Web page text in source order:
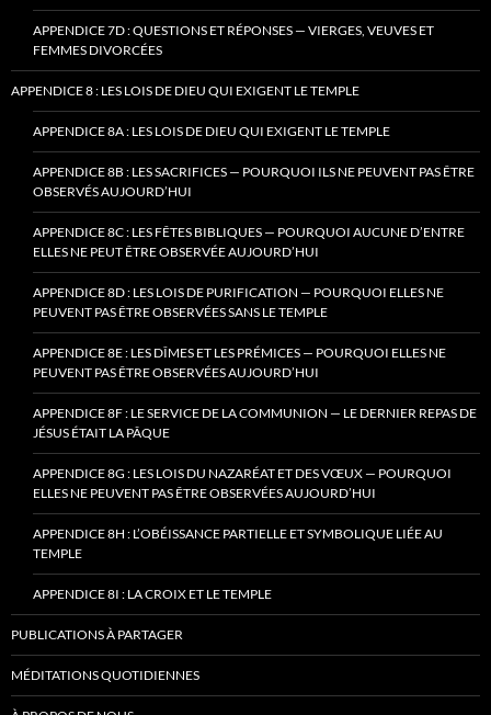
APPENDICE 7D : QUESTIONS ET RÉPONSES — VIERGES, VEUVES ET
FEMMES DIVORCÉES
APPENDICE 8 : LES LOIS DE DIEU QUI EXIGENT LE TEMPLE
APPENDICE 8A : LES LOIS DE DIEU QUI EXIGENT LE TEMPLE
APPENDICE 8B : LES SACRIFICES — POURQUOI ILS NE PEUVENT PAS ÊTRE
OBSERVÉS AUJOURD’HUI
APPENDICE 8C : LES FÊTES BIBLIQUES — POURQUOI AUCUNE D’ENTRE
ELLES NE PEUT ÊTRE OBSERVÉE AUJOURD’HUI
APPENDICE 8D : LES LOIS DE PURIFICATION — POURQUOI ELLES NE
PEUVENT PAS ÊTRE OBSERVÉES SANS LE TEMPLE
APPENDICE 8E : LES DÎMES ET LES PRÉMICES — POURQUOI ELLES NE
PEUVENT PAS ÊTRE OBSERVÉES AUJOURD’HUI
APPENDICE 8F : LE SERVICE DE LA COMMUNION — LE DERNIER REPAS DE
JÉSUS ÉTAIT LA PÂQUE
APPENDICE 8G : LES LOIS DU NAZARÉAT ET DES VŒUX — POURQUOI
ELLES NE PEUVENT PAS ÊTRE OBSERVÉES AUJOURD’HUI
APPENDICE 8H : L’OBÉISSANCE PARTIELLE ET SYMBOLIQUE LIÉE AU
TEMPLE
APPENDICE 8I : LA CROIX ET LE TEMPLE
PUBLICATIONS À PARTAGER
MÉDITATIONS QUOTIDIENNES